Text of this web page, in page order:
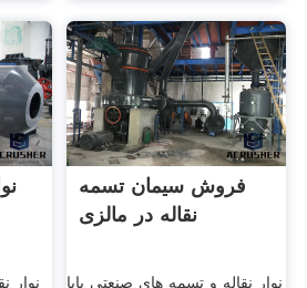
نوار
فروش سیمان تسمه
نقاله در مالزی
نوار نقاله و تسمه های صنعتی پایا